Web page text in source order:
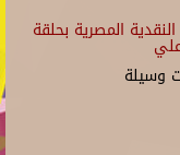
المصرية بحلقة
وسيلة